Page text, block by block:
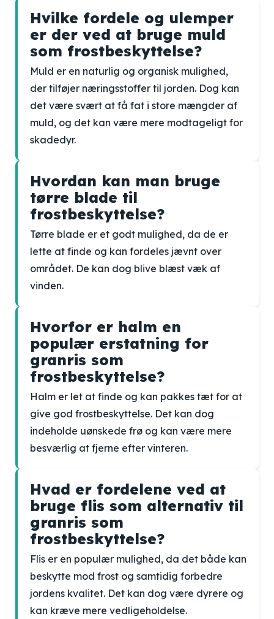
Hvilke fordele og ulemper
er der ved at bruge muld
som frostbeskyttelse?
Muld er en naturlig og organisk mulighed,
der tilføjer næringsstoffer til jorden. Dog kan
det være svært at få fat i store mængder af
muld, og det kan være mere modtageligt for
skadedyr.
Hvordan kan man bruge
tørre blade til
frostbeskyttelse?
Tørre blade er et godt mulighed, da de er
lette at finde og kan fordeles jævnt over
området. De kan dog blive blæst væk af
vinden.
Hvorfor er halm en
populær erstatning for
granris som
frostbeskyttelse?
Halm er let at finde og kan pakkes tæt for at
give god frostbeskyttelse. Det kan dog
indeholde uønskede frø og kan være mere
besværlig at fjerne efter vinteren.
Hvad er fordelene ved at
bruge flis som alternativ til
granris som
frostbeskyttelse?
Flis er en populær mulighed, da det både kan
beskytte mod frost og samtidig forbedre
jordens kvalitet. Det kan dog være dyrere og
kan kræve mere vedligeholdelse.